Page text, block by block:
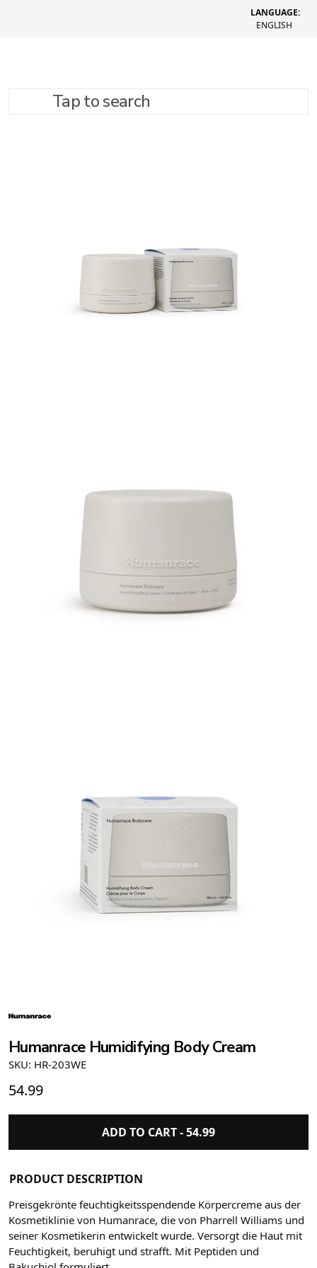
LANGUAGE:
ENGLISH
Tap to search
Humanrace Humidifying Body Cream
SKU: HR-203WE
54.99
ADD TO CART -54.99
PRODUCT DESCRIPTION
Preisgekrönte feuchtigkeitsspendende Körpercreme aus der
Kosmetiklinie von Humanrace, die von Pharrell Williams und
seiner Kosmetikerin entwickelt wurde. Versorgt die Haut mit
Feuchtigkeit, beruhigt und strafft. Mit Peptiden und